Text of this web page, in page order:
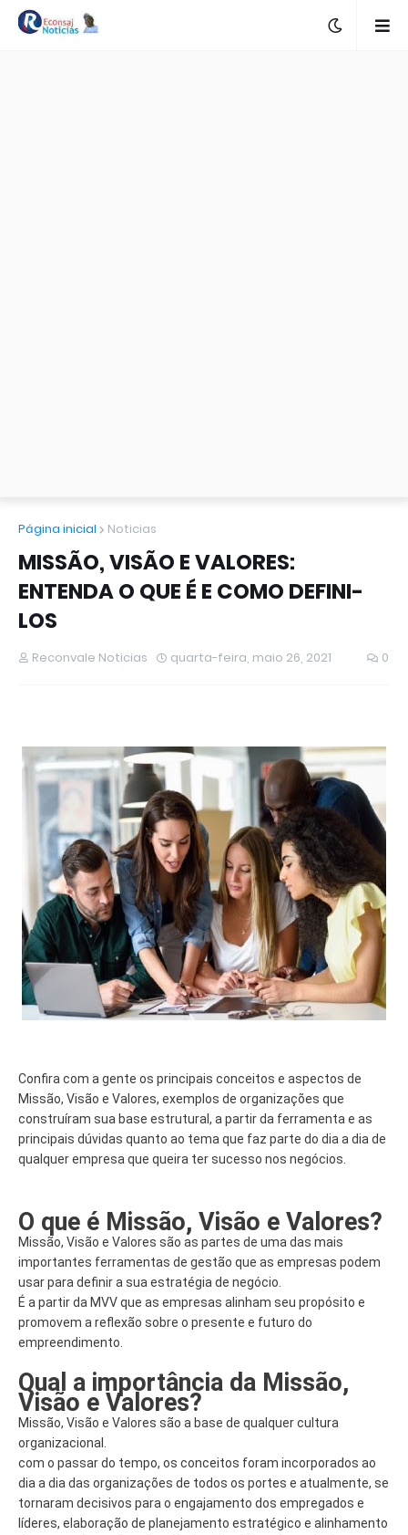
Página inicial Noticias
MISSÃO, VISÃO E VALORES:
ENTENDA O QUE É E COMO DEFINI-
LOS
Reconvale Noticias quarta-feira, maio 26, 2021 0
Confira com a gente os principais conceitos e aspectos de
Missão, Visão e Valores, exemplos de organizações que
construíram sua base estrutural, a partir da ferramenta e as
principais dúvidas quanto ao tema que faz parte do dia a dia de
qualquer empresa que queira ter sucesso nos negócios.
O que é Missão, Visão e Valores?
Missão, Visão e Valores são as partes de uma das mais
importantes ferramentas de gestão que as empresas podem
usar para definir a sua estratégia de negócio.
É a partir da MVV que as empresas alinham seu propósito e
promovem a reflexão sobre o presente e futuro do
empreendimento.
Qual a importância da Missão,
Visão e Valores?
Missão, Visão e Valores são a base de qualquer cultura
organizacional.
com o passar do tempo, os conceitos foram incorporados ao
dia a dia das organizações de todos os portes e atualmente, se
tornaram decisivos para o engajamento dos empregados e
líderes, elaboração de planejamento estratégico e alinhamento